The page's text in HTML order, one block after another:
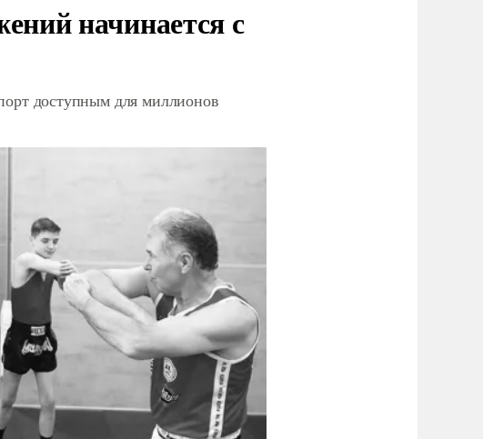
начинается с
доступным для миллионов